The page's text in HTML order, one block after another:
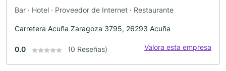
Bar · Hotel · Proveedor de Internet · Restaurante
Carretera Acuña Zaragoza 3795, 26293 Acuña
0.0 (0 Reseñas) Valora esta empresa